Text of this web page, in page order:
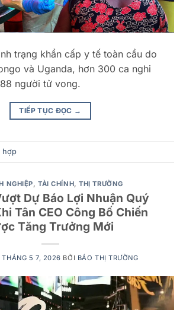
trạng khẩn cấp y tế toàn cầu do
và Uganda, hơn 300 ca nghi
người tử vong.
TIẾP TỤC ĐỌC →
hợp
NGHIỆP,TÀI CHÍNH,THỊ TRƯỜNG
Dự Báo Lợi Nhuận Quý
Tân CEO Công Bố Chiến
Tăng Trưởng Mới
THÁNG 5 7, 2026 BỞI BÁO THỊ TRƯỜNG